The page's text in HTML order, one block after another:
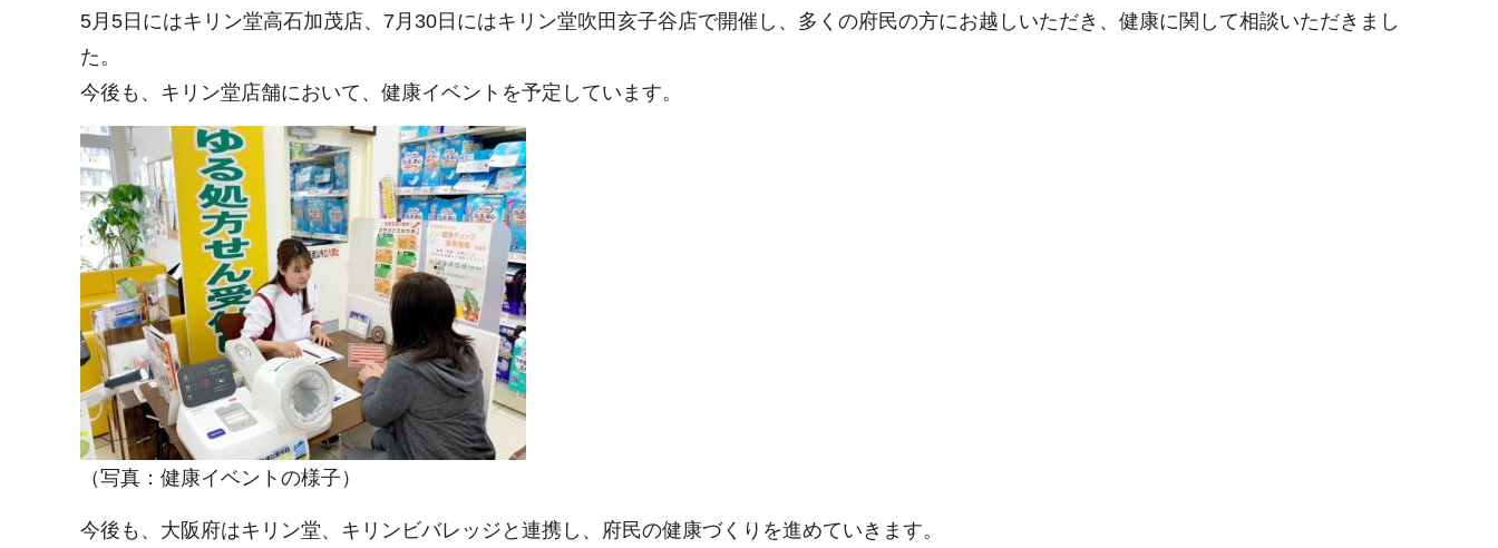
5月5日にはキリン堂高石加茂店、7月30日にはキリン堂吹田亥子谷店で開催し、多くの府民の方にお越しいただき、健康に関して相談いただきまし
た。
今後も、キリン堂店舗において、健康イベントを予定しています。
（写真：健康イベントの様子）
今後も、大阪府はキリン堂、キリンビバレッジと連携し、府民の健康づくりを進めていきます。